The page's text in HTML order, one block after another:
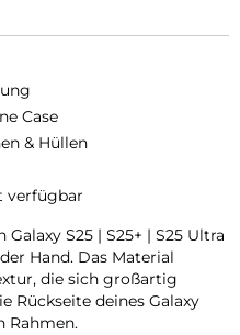
Case
& Hüllen
verfügbar
S25 | S25+ | S25 Ultra
Hand. Das Material
die sich großartig
Rückseite deines Galaxy
Rahmen.